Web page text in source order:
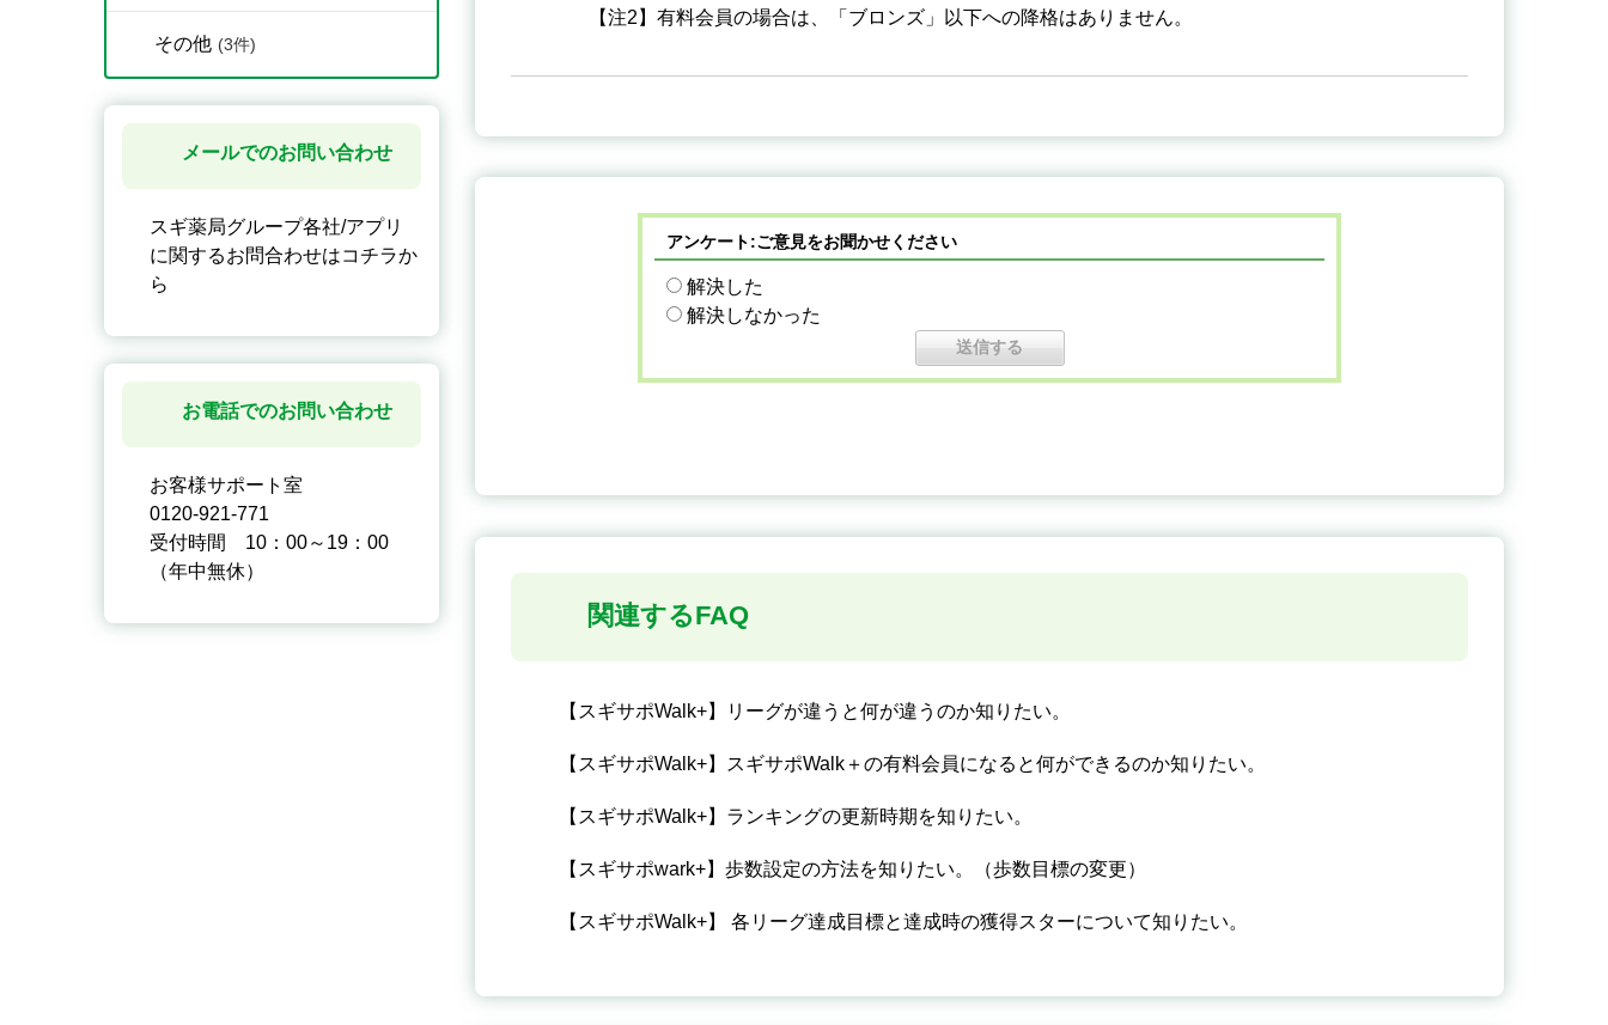
その他 (3件)
メールでのお問い合わせ
スギ薬局グループ各社/アプリ
に関するお問合わせはコチラか
ら
お電話でのお問い合わせ
お客様サポート室
0120-921-771
受付時間 10：00～19：00
（年中無休）
【注2】有料会員の場合は、「ブロンズ」以下への降格はありません。
アンケート:ご意見をお聞かせください
解決した
解決しなかった
関連するFAQ
【スギサポWalk+】リーグが違うと何が違うのか知りたい。
【スギサポWalk+】スギサポWalk＋の有料会員になると何ができるのか知りたい。
【スギサポWalk+】ランキングの更新時期を知りたい。
【スギサポwark+】歩数設定の方法を知りたい。（歩数目標の変更）
【スギサポWalk+】 各リーグ達成目標と達成時の獲得スターについて知りたい。